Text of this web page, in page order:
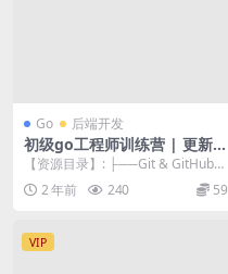
Go 后端开发
初级go工程师训练营 | 更新完
结
【资源目录】: ├──Git & GitHub
操作指南 | ├──1....
2 年前 240 59
VIP